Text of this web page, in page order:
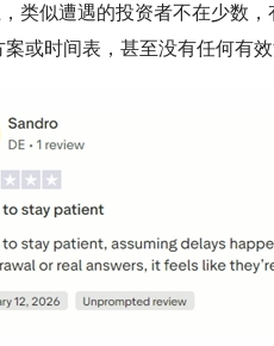
类似遭遇的投资者不在少数
或时间表，甚至没有任何有效